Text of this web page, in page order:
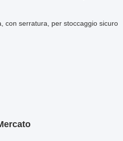
con serratura, per stoccaggio sicuro